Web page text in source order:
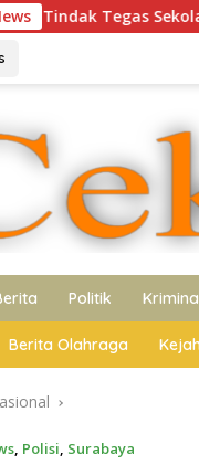
Penahan Ijazah Siswa
Politik
Berita Olahraga
, Polisi, Surabaya